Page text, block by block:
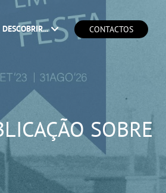
DESCOBRIR... CONTACTOS
SOBRE